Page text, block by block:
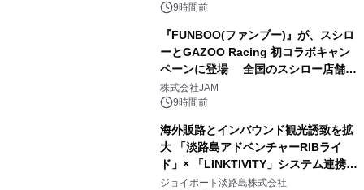
9時間前
『FUNBOO(ファンブー)』が、スシロ
ーとGAZOO Racing 初コラボキャン
ペーンに登場 全国のスシロー店舗で
GR 4車種の FUNBOO(ミニカー)付き
メニューが展開されます
株式会社JAM
9時間前
海外販路とインバウンド観光誘致を拡
大 「淡路島アドベンチャーRIBライ
ド」× 「LINKTIVITY」システム連携を
開始！
ジョイポート淡路島株式会社